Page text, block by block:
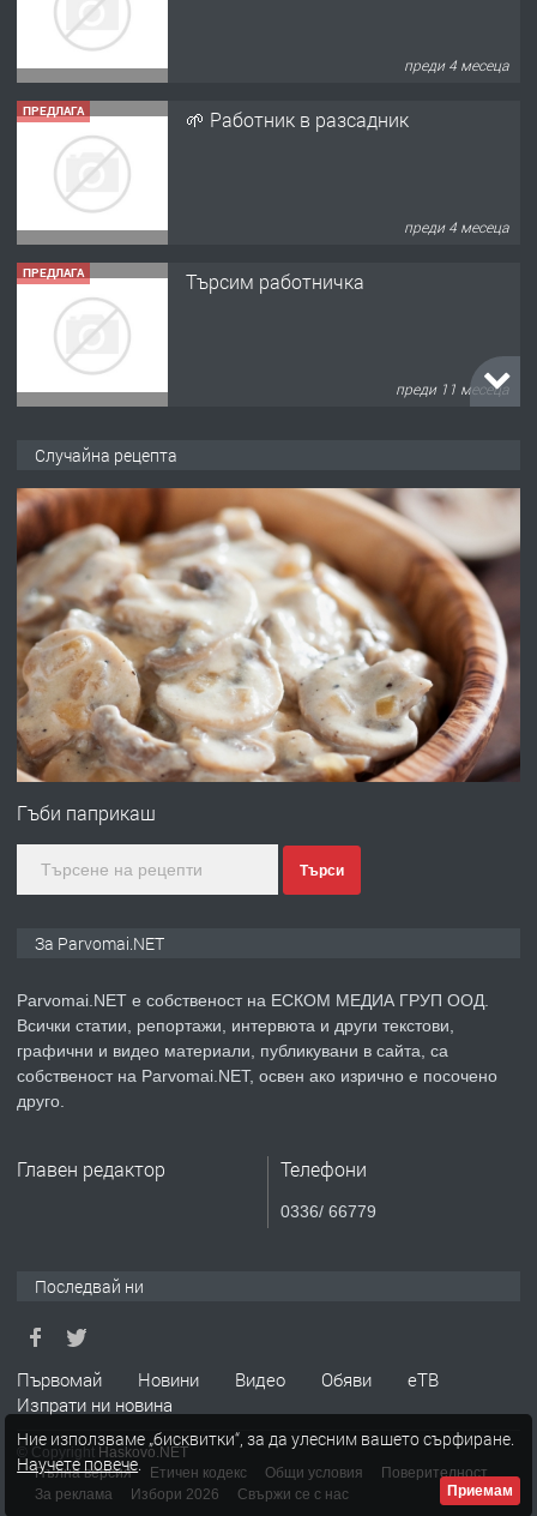
преди 4 месеца
ПРЕДЛАГА 🌱 Работник в разсадник
преди 4 месеца
ПРЕДЛАГА Търсим работничка
преди 11 месеца
преди 1 година
ПРЕДЛАГА Работа за общи работници
преди 1 година
ПРЕДЛАГА
Първи поход "По стъпките на Ангел
преди 1 година
ПРЕДЛАГА Уроци по Математика
ТЪРСИ Търсим работник
Случайна рецепта
Гъби паприкаш
Търси
За Parvomai.NET
Parvomai.NET е собственост на ЕСКОМ МЕДИА ГРУП ООД.
Всички статии, репортажи, интервюта и други текстови,
графични и видео материали, публикувани в сайта, са
собственост на Parvomai.NET, освен ако изрично е посочено
друго.
Главен редактор Телефони
0336/ 66779
Последвай ни
Първомай Новини Видео Обяви
еТВ
Изпрати ни новина
© Copyright Haskovo.NET
Пълна версия
Етичен кодекс Общи условия
Поверителност
За реклама
Избори 2026 Свържи се с нас
Ние използваме „бисквитки“, за да улесним вашето сърфиране.
Научете повече.
Приемам